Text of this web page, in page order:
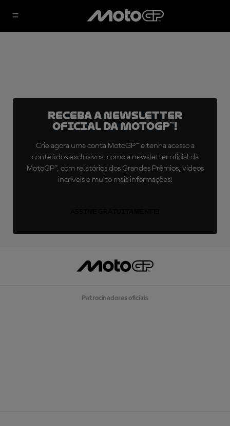
Receba a newsletter
oficial da MotoGP™!
Crie agora uma conta MotoGP™ e tenha acesso a
conteúdos exclusivos, como a newsletter oficial da
MotoGP™, com relatórios dos Grandes Prêmios, vídeos
incríveis e muito mais informações!
Patrocinadores oficiais